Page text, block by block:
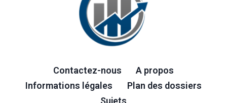
Contactez-nous
A propos
Informations légales
Plan des dossiers
Sujets